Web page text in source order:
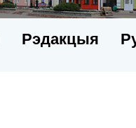
Рэдакцыя